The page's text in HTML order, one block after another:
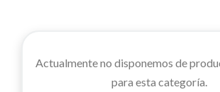
Actualmente no disponemos de
para esta categoría.